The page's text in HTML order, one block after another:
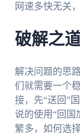
网速多快无关
破解之
解决问题的思
们就需要一个
接，先“送回”
说的使用“回国
繁多，如何选